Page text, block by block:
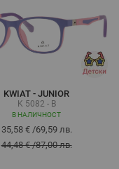
KWIAT - JUNIOR
K 5082 - B
В НАЛИЧНОСТ
35,58 €/69,59 лв.
44,48 €/87,00 лв.